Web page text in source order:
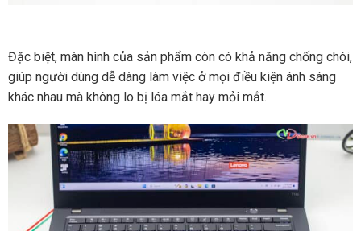
Đặc biệt, màn hình của sản phẩm còn có khả năng chống chói,
giúp người dùng dễ dàng làm việc ở mọi điều kiện ánh sáng
khác nhau mà không lo bị lóa mắt hay mỏi mắt.